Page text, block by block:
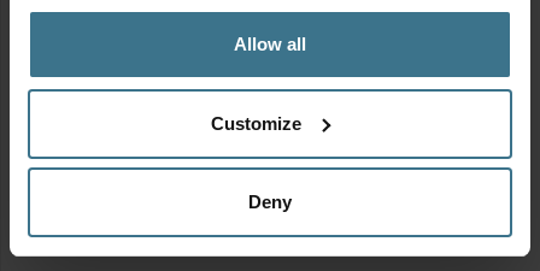
Allow all
Customize
Deny
MIX & MATCH | Alles voor in de oven
€14.85
was:
is: